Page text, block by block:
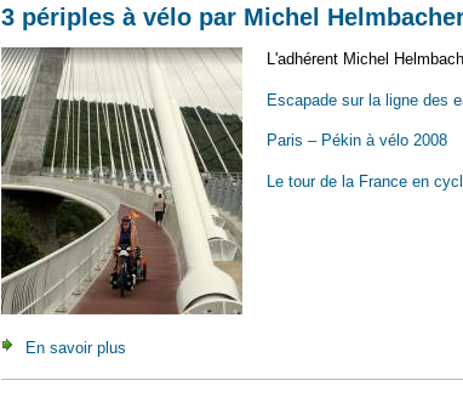
3 périples à vélo par Michel
L'adhérent Michel
Escapade sur la ligne des
Paris – Pékin à vélo 2008
Le tour de la France en
En savoir plus